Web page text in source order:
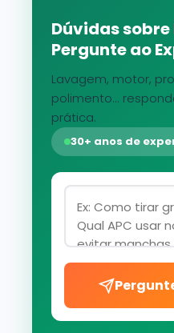
Dúvidas
Pergunte ao
Lavagem, motor,
polimento...
prática.
30+ anos de